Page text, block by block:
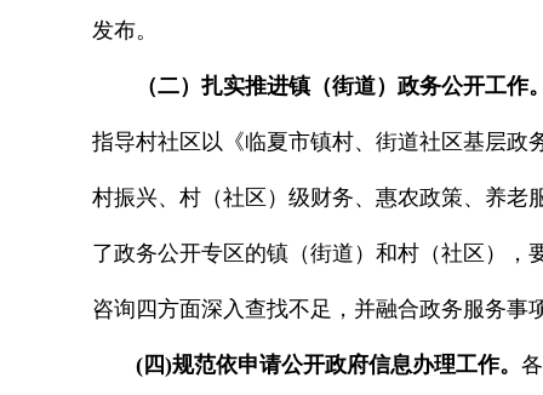
发布。
（二）扎实推进镇（街道）政务公开工作
指导村社区以《临夏市镇村、街道社区基层政
村振兴、村（社区）级财务、惠农政策、养老
了政务公开专区的镇（街道）和村（社区）
咨询四方面深入查找不足，并融合政务服务事
(四)规范依申请公开政府信息办理工作。